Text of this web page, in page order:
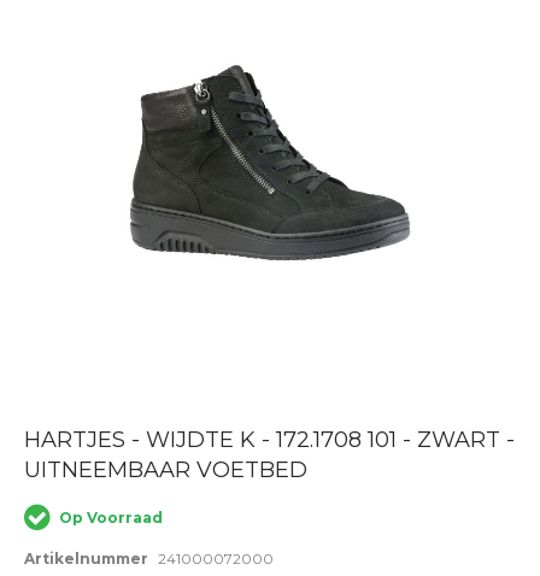
Ga
het
van
de
afbeeldingen-
HARTJES - WIJDTE K - 172.1708 101 - ZWART -
UITNEEMBAAR VOETBED
Op Voorraad
Artikelnummer 241000072000